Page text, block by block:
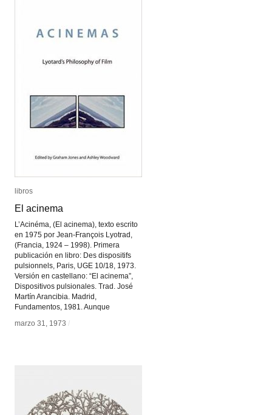
libros
El acinema
L’Acinéma, (El acinema), texto escrito
en 1975 por Jean-François Lyotrad,
(Francia, 1924 – 1998). Primera
publicación en libro: Des dispositifs
pulsionnels, Paris, UGE 10/18, 1973.
Versión en castellano: “El acinema”,
Dispositivos pulsionales. Trad. José
Martín Arancibia. Madrid,
Fundamentos, 1981. Aunque
marzo 31, 1973 /
libros
El acinema
marzo 31, 1973 /